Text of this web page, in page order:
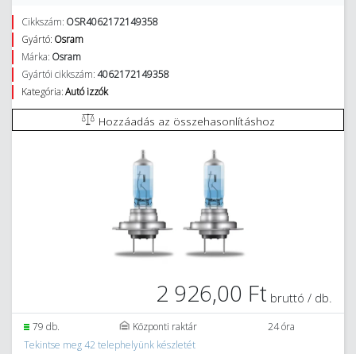
Cikkszám: OSR4062172149358
Gyártó: Osram
Márka: Osram
Gyártói cikkszám:4062172149358
Kategória:Autó izzók
Hozzáadás az összehasonlításhoz
2 926,00 Ft bruttó / db.
79 db. Központi raktár
24 óra
Tekintse meg 42 telephelyünk készletét